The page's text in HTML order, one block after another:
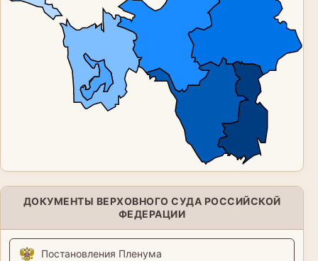
ДОКУМЕНТЫ ВЕРХОВНОГО СУДА РОССИЙСКОЙ
ФЕДЕРАЦИИ
Постановления Пленума